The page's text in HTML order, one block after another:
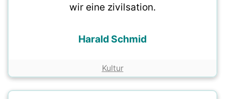
wir eine zivilsation.
Harald Schmid
Kultur